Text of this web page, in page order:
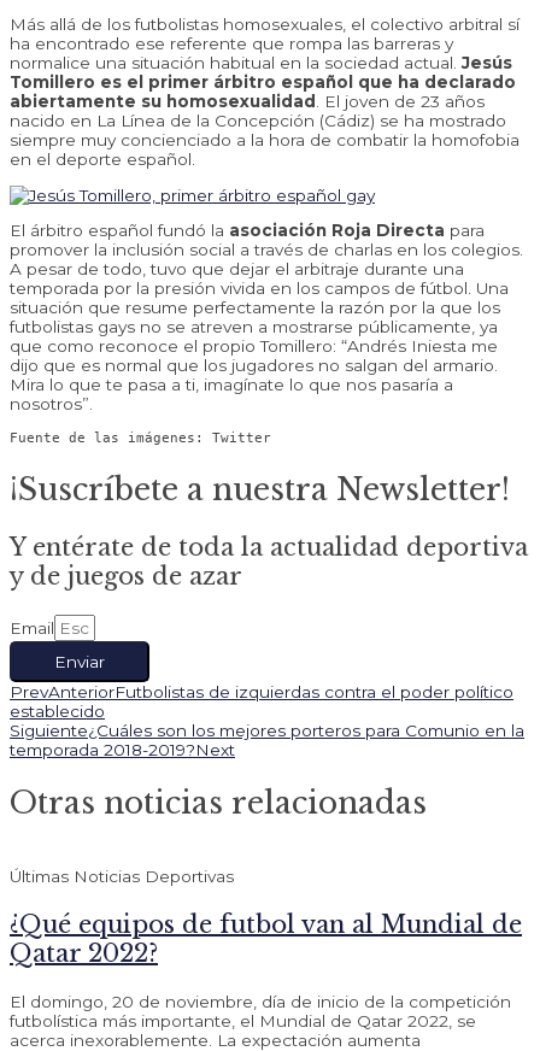
Más allá de los futbolistas homosexuales, el colectivo arbitral sí
ha encontrado ese referente que rompa las barreras y
normalice una situación habitual en la sociedad actual.Jesús
Tomillero es el primer árbitro español que ha declarado
abiertamente su homosexualidad
. El joven de 23 años
nacido en La Línea de la Concepción (Cádiz) se ha mostrado
siempre muy concienciado a la hora de combatir la homofobia
en el deporte español.
El árbitro español fundó la asociación Roja Directa para
promover la inclusión social a través de charlas en los colegios.
A pesar de todo, tuvo que dejar el arbitraje durante una
temporada por la presión vivida en los campos de fútbol. Una
situación que resume perfectamente la razón por la que los
futbolistas gays no se atreven a mostrarse públicamente, ya
que como reconoce el propio Tomillero: “Andrés Iniesta me
dijo que es normal que los jugadores no salgan del armario.
Mira lo que te pasa a ti, imagínate lo que nos pasaría a
nosotros”.
Fuente de las imágenes: Twitter
¡Suscríbete a nuestra Newsletter!
Y entérate de toda la actualidad deportiva
y de juegos de azar
Email
Enviar
PrevAnteriorFutbolistas de izquierdas contra el poder político
establecido
Siguiente¿Cuáles son los mejores porteros para Comunio en la
temporada 2018-2019?Next
Otras noticias relacionadas
Últimas Noticias Deportivas
¿Qué equipos de futbol van al Mundial de
Qatar 2022?
El domingo, 20 de noviembre, día de inicio de la competición
futbolística más importante, el Mundial de Qatar 2022, se
acerca inexorablemente. La expectación aumenta